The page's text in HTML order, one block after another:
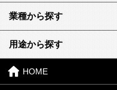
業種から探す
用途から探す
HOME